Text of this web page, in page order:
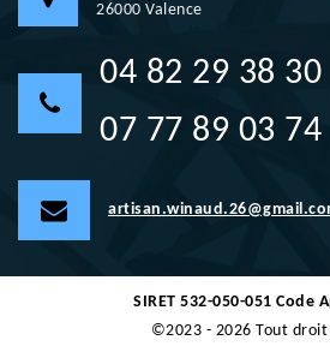
26000 Valence
04 82 29 38 30
07 77 89 03 74
SIRET 532-050-051 Code
©2023 - 2026 Tout droit